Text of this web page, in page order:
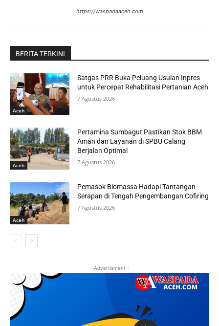
https://waspadaaceh.com
BERITA TERKINI
Aceh
Satgas PRR Buka Peluang Usulan Inpres
untuk Percepat Rehabilitasi Pertanian Aceh
7 Agustus 2026
Aceh
Pertamina Sumbagut Pastikan Stok BBM
Aman dan Layanan di SPBU Calang
Berjalan Optimal
7 Agustus 2026
Aceh
Pemasok Biomassa Hadapi Tantangan
Serapan di Tengah Pengembangan Cofiring
7 Agustus 2026
- Advertisment -